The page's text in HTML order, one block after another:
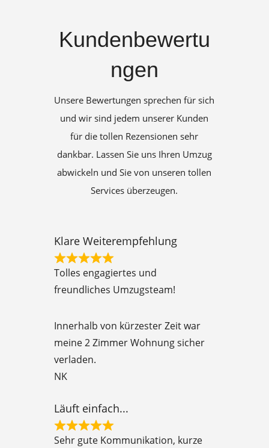
Kundenbewertu
ngen
Unsere Bewertungen sprechen für sich
und wir sind jedem unserer Kunden
für die tollen Rezensionen sehr
dankbar. Lassen Sie uns Ihren Umzug
abwickeln und Sie von unseren tollen
Services überzeugen.
Klare Weiterempfehlung
R
a
d
5
o
o
Tolles engagiertes und
freundliches Umzugsteam!
Innerhalb von kürzester Zeit war
meine 2 Zimmer Wohnung sicher
verladen.
NK
Läuft einfach...
R
Sehr gute Kommunikation, kurze